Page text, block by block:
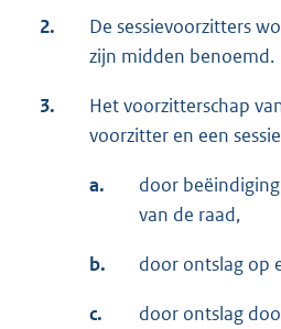
2.
De sessievoorzitters
zijn midden benoemd.
3.
Het voorzitterschap
voorzitter en een
a.
door
van de raad,
b. door ontslag op
c.
door ontslag